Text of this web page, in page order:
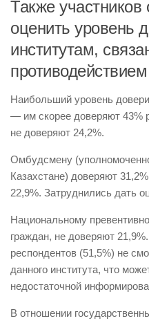
Также участников
оценить уровень
институтам,
Наибольший уровень
— им скорее доверяют 43%
не доверяют 24,2%.
Омбудсмену
Казахстане) доверяют
22,9%. Затруднились дать
Национальному
граждан, не доверяют
респондентов (51,5%) не
данного института, что
недостаточной
В отношении